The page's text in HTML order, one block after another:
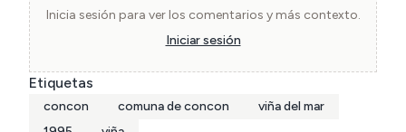
Concón, situación que fue realizada por decreto
el 28 de diciembre de 1995.
Autor Desconocido.
Inicia sesión para ver los comentarios y más contexto.
Iniciar sesión
Etiquetas
concon comuna de concon
viña del mar